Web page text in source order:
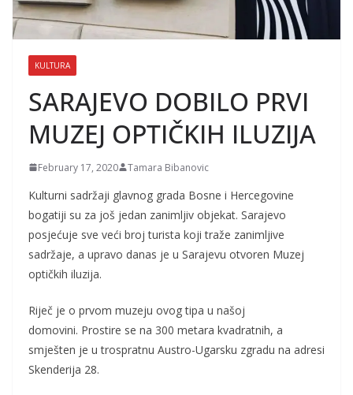
KULTURA
SARAJEVO DOBILO PRVI
MUZEJ OPTIČKIH ILUZIJA
February 17, 2020 Tamara Bibanovic
Kulturni sadržaji glavnog grada Bosne i Hercegovine
bogatiji su za još jedan zanimljiv objekat. Sarajevo
posjećuje sve veći broj turista koji traže zanimljive
sadržaje, a upravo danas je u Sarajevu otvoren Muzej
optičkih iluzija.
Riječ je o prvom muzeju ovog tipa u našoj
domovini. Prostire se na 300 metara kvadratnih, a
smješten je u trospratnu Austro-Ugarsku zgradu na adresi
Skenderija 28.